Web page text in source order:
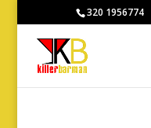
320 1956774